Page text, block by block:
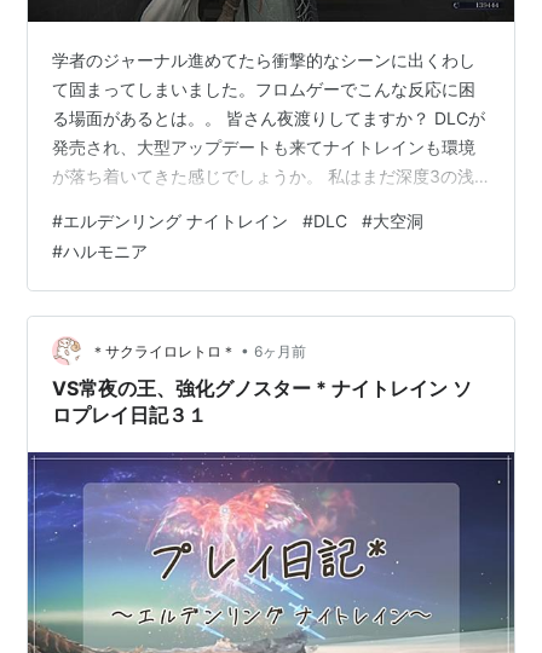
学者のジャーナル進めてたら衝撃的なシーンに出くわし
て固まってしまいました。フロムゲーでこんな反応に困
る場面があるとは。。 皆さん夜渡りしてますか？ DLCが
発売され、大型アップデートも来てナイトレインも環境
が落ち着いてきた感じでしょうか。 私はまだ深度3の浅
に当たらなくなったんですよね。今もナイトレインやっ
てる人って筋金入りの夜渡りしかいないはずで、DLCも
買ってる人ばかりだと思うんですが。。DLC出たばかり
の頃はみんな大空洞に地変変更してたし、深き夜でも結
構な頻度でマッチしていたのに、、普通の地変扱いにな
っちゃった感じでしょうか。 大空洞嫌…
#エルデンリング ナイトレイン #DLC #大空洞
#ハルモニア
＊サクライロレトロ＊ • 6ヶ月前
VS常夜の王、強化グノスター * ナイトレイン ソ
ロプレイ日記３１